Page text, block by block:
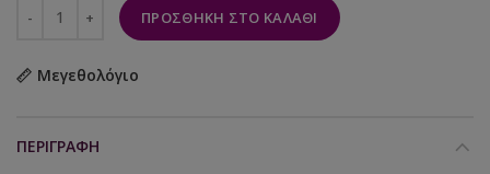
ΠΡΟΣΘΉΚΗ ΣΤΟ ΚΑΛΆΘΙ
Μεγεθολόγιο
ΠΕΡΙΓΡΑΦΉ